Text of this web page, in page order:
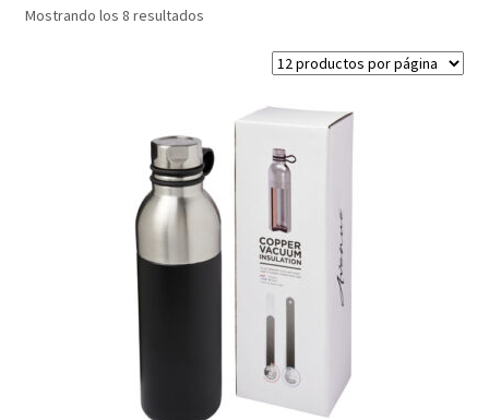
Contactar
Mostrando los 8 resultados